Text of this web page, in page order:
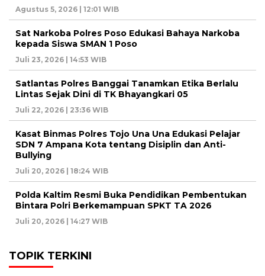
Agustus 5, 2026 | 12:01 WIB
Sat Narkoba Polres Poso Edukasi Bahaya Narkoba
kepada Siswa SMAN 1 Poso
Juli 23, 2026 | 14:53 WIB
Satlantas Polres Banggai Tanamkan Etika Berlalu
Lintas Sejak Dini di TK Bhayangkari 05
Juli 22, 2026 | 23:36 WIB
Kasat Binmas Polres Tojo Una Una Edukasi Pelajar
SDN 7 Ampana Kota tentang Disiplin dan Anti-
Bullying
Juli 20, 2026 | 18:24 WIB
Polda Kaltim Resmi Buka Pendidikan Pembentukan
Bintara Polri Berkemampuan SPKT TA 2026
Juli 20, 2026 | 14:27 WIB
TOPIK TERKINI